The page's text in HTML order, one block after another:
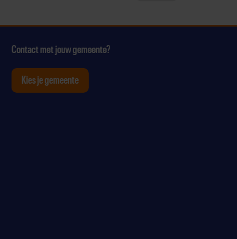
Youtube
op Linkedin
Contact met jouw gemeente?
Kies je gemeente